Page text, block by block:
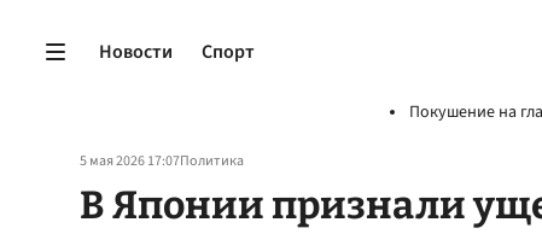
Новости Спорт
Покушение на
5 мая 2026 17:07Политика
В Японии признали